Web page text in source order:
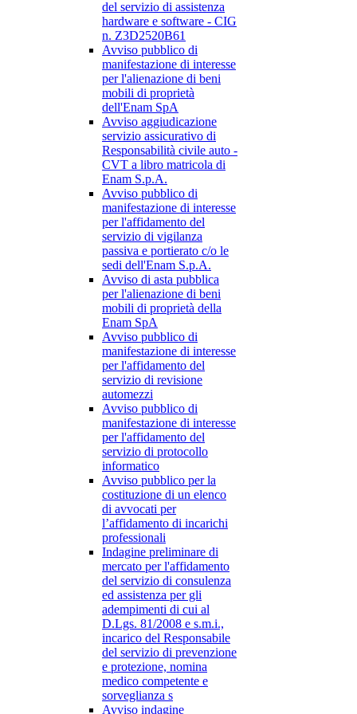
del servizio di assistenza
hardware e software - CIG
n. Z3D2520B61
Avviso pubblico di
manifestazione di interesse
per l'alienazione di beni
mobili di proprietà
dell'Enam SpA
Avviso aggiudicazione
servizio assicurativo di
Responsabilità civile auto -
CVT a libro matricola di
Enam S.p.A.
Avviso pubblico di
manifestazione di interesse
per l'affidamento del
servizio di vigilanza
passiva e portierato c/o le
sedi dell'Enam S.p.A.
Avviso di asta pubblica
per l'alienazione di beni
mobili di proprietà della
Enam SpA
Avviso pubblico di
manifestazione di interesse
per l'affidamento del
servizio di revisione
automezzi
Avviso pubblico di
manifestazione di interesse
per l'affidamento del
servizio di protocollo
informatico
Avviso pubblico per la
costituzione di un elenco
di avvocati per
l’affidamento di incarichi
professionali
Indagine preliminare di
mercato per l'affidamento
del servizio di consulenza
ed assistenza per gli
adempimenti di cui al
D.Lgs. 81/2008 e s.m.i.,
incarico del Responsabile
del servizio di prevenzione
e protezione, nomina
medico competente e
sorveglianza s
Avviso indagine